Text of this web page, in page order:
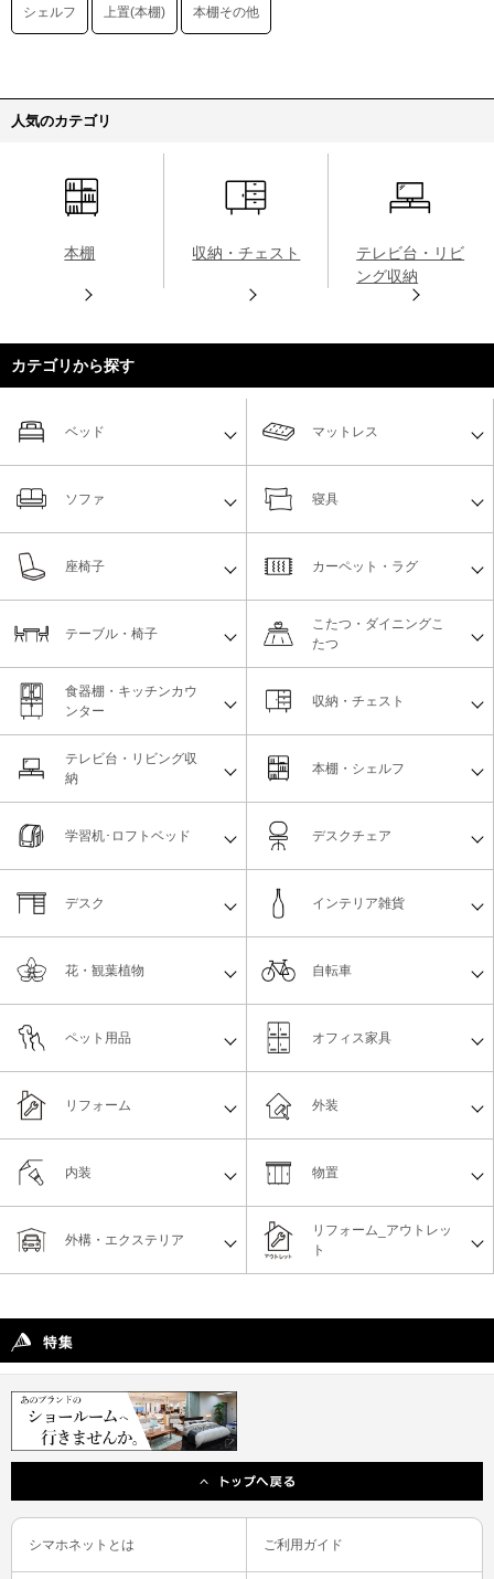
シェルフ 上置(本棚) 本棚その他
人気のカテゴリ
本棚 収納・チェスト
テレビ台・リビ
ング収納
カテゴリから探す
ベッド マットレス
ソファ 寝具
座椅子 カーペット・ラグ
テーブル・椅子
こたつ・ダイニングこ
たつ
食器棚・キッチンカウ
ンター
収納・チェスト
テレビ台・リビング収
納
本棚・シェルフ
学習机･ロフトベッド デスクチェア
デスク インテリア雑貨
花・観葉植物 自転車
ペット用品 オフィス家具
リフォーム
リフォーム_アウトレッ
ト
物置
外構・エクステリア
外装
内装
シマホネットとは ご利用ガイド